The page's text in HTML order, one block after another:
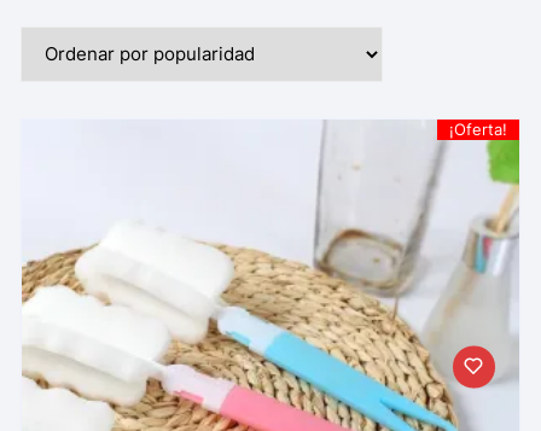
¡Oferta!